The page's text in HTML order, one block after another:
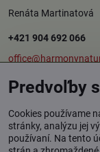
Renáta Martinatová
+421 904 692 066
O spoločnosti
Harmony Nature
Predvoľby
Cookies používame
stránky, analýzu jej
používaní. Na tento